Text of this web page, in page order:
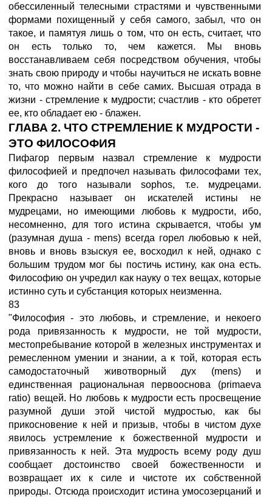
обессиленный телесными страстями и чувственными
формами похищенный у себя самого, забыл, что он
такое, и памятуя лишь о том, что он есть, считает, что
он есть только то, чем кажется. Мы вновь
восстанавливаем себя посредством обучения, чтобы
знать свою природу и чтобы научиться не искать вовне
то, что можно найти в себе самих. Высшая отрада в
жизни - стремление к мудрости; счастлив - кто обретет
ее, кто обладает ею - блажен.
ГЛАВА 2. ЧТО СТРЕМЛЕНИЕ К МУДРОСТИ -
ЭТО ФИЛОСОФИЯ
Пифагор первым назвал стремление к мудрости
философией и предпочел называть философами тех,
кого до того называли sophos, т.е. мудрецами.
Прекрасно называет он искателей истины не
мудрецами, но имеющими любовь к мудрости, ибо,
несомненно, для того истина скрывается, чтобы ум
(разумная душа - mens) всегда горел любовью к ней,
вновь и вновь взыскуя ее, восходил к ней, однако с
большим трудом мог бы постичь истину, как она есть.
Философию он учредил как науку о тех вещах, которые
истинно суть и субстанция которых неизменна.
83
"Философия - это любовь, и стремление, и некоего
рода привязанность к мудрости, не той мудрости,
местопребывание которой в железных инструментах и
ремесленном умении и знании, а к той, которая есть
самодостаточный животворный дух (mens) и
единственная рациональная первооснова (primaeva
ratio) вещей. Но любовь к мудрости есть просвещение
разумной души этой чистой мудростью, как бы
прикосновение к ней и призыв, чтобы в чистом духе
явилось устремление к божественной мудрости и
привязанность к ней. Эта мудрость всему роду душ
сообщает достоинство своей божественности и
возвращает их к силе и чистоте их собственной
природы. Отсюда происходит истина умосозерцаний и